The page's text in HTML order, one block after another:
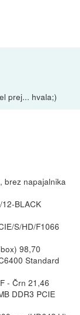
prej... hvala;)
brez napajalnika
BLACK
S/HD/F1066
98,70
Standard
- Črn 21,46
DDR3 PCIE